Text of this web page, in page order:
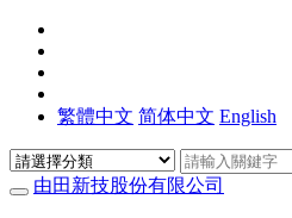
繁體中文 简体中文 English
由田新技股份有限公司